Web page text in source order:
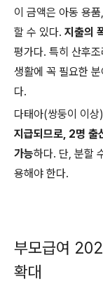
이 금액은 아동 용
할 수 있다. 지출의
평가다. 특히 산후
생활에 꼭 필요한
다.
다태아(쌍둥이 이
지급되므로, 2명
가능하다. 단, 분할
용해야 한다.
부모급여
확대